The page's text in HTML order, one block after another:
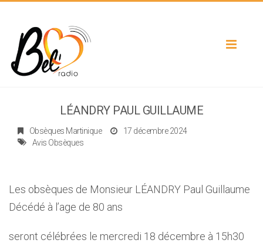
Toggle
LÉANDRY PAUL GUILLAUME
Obsèques Martinique
17 décembre 2024
Avis Obsèques
Les obsèques de Monsieur LÉANDRY Paul Guillaume
Décédé à l’age de 80 ans
seront célébrées le mercredi 18 décembre à 15h30